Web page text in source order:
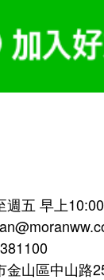
週五 早上
金山區中山路